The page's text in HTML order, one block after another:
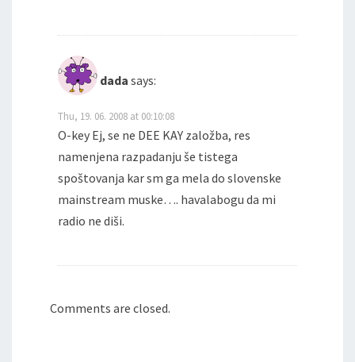
dada says:
Thu, 19. 06. 2008 at 00:10:08
O-key Ej, se ne DEE KAY založba, res
namenjena razpadanju še tistega
spoštovanja kar sm ga mela do slovenske
mainstream muske…. havalabogu da mi
radio ne diši.
Comments are closed.